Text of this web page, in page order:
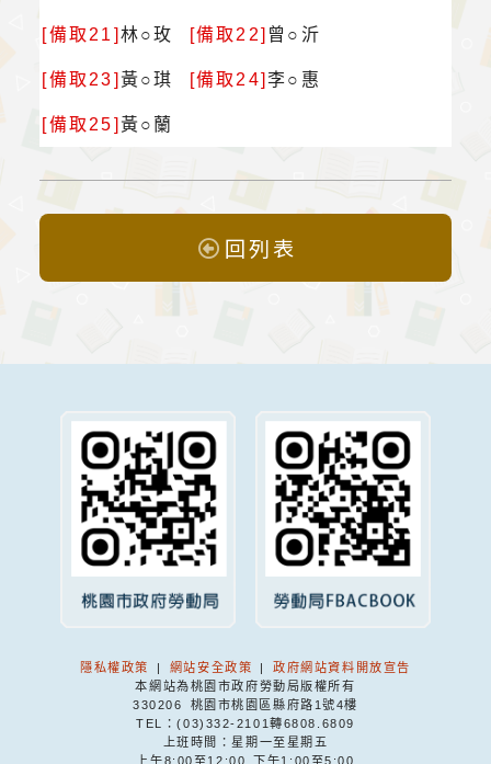
[備取21] 林○玫 [備取22] 曾○沂
[備取23] 黃○琪 [備取24]李○惠
[備取25] 黃○蘭
回列表
隱私權政策 | 網站安全政策 | 政府網站資料開放宣告
本網站為桃園市政府勞動局版權所有
330206 桃園市桃園區縣府路1號4樓
TEL：(03)332-2101轉6808.6809
上班時間：星期一至星期五
上午8:00至12:00 下午1:00至5:00